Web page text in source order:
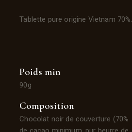
Tablette pure origine Vietnam 70%.
Poids min
90g
Composition
Chocolat noir de couverture (70%